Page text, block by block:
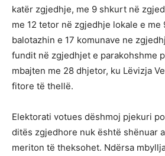
katër zgjedhje, me 9 shkurt në
me 12 tetor në zgjedhje lokale e me
balotazhin e 17 komunave ne
fundit në zgjedhjet e parakohshme
mbajten me 28 dhjetor, ku Lëvizja
fitore të thellë.
Elektorati votues dëshmoj pjekuri
ditës zgjedhore nuk është shënuar
meriton të theksohet. Ndërsa